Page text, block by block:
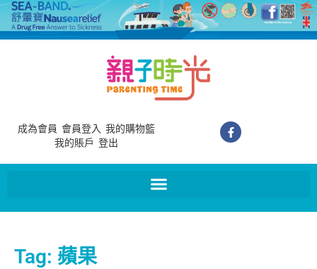
成為會員 會員登入 我的購物籃
我的賬戶 登出
Tag: 蘋果